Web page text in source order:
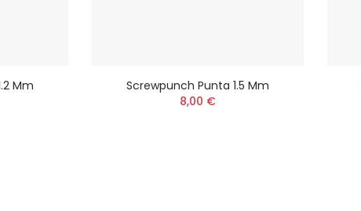
Mm
Screwpunch Punta 1.5 Mm
8,00 €